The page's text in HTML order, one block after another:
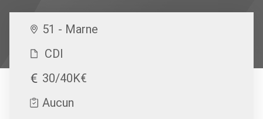
51 - Marne
CDI
30/40K€
Aucun